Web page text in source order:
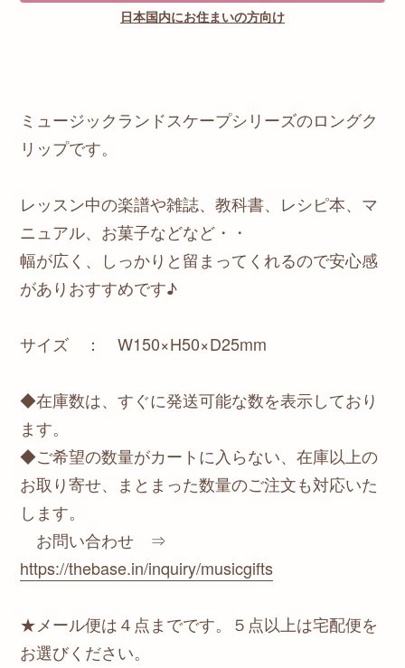
日本国内にお住まいの方向け
ミュージックランドスケープシリーズのロングク
リップです。
レッスン中の楽譜や雑誌、教科書、レシピ本、マ
ニュアル、お菓子などなど・・
幅が広く、しっかりと留まってくれるので安心感
がありおすすめです♪
サイズ ： W150×H50×D25mm
◆在庫数は、すぐに発送可能な数を表示しており
ます。
◆ご希望の数量がカートに入らない、在庫以上の
お取り寄せ、まとまった数量のご注文も対応いた
します。
お問い合わせ ⇒
https://thebase.in/inquiry/musicgifts
★メール便は４点までです。５点以上は宅配便を
お選びください。